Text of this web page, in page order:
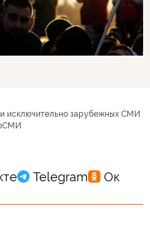
зарубежных СМИ